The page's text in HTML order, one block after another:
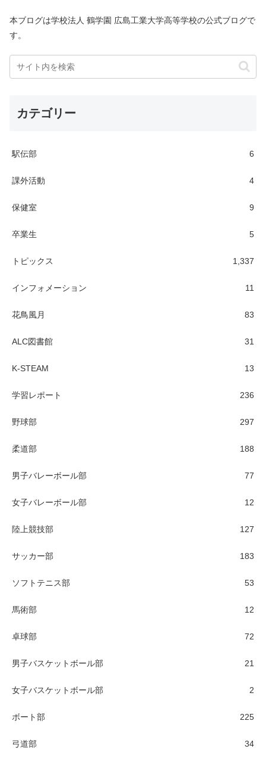
本ブログは学校法人 鶴学園 広島工業大学高等学校の公式ブログで
す。
カテゴリー
駅伝部 6
課外活動 4
保健室 9
卒業生 5
トピックス 1,337
インフォメーション 11
花鳥風月 83
ALC図書館 31
K-STEAM 13
学習レポート 236
野球部 297
柔道部 188
男子バレーボール部 77
女子バレーボール部 12
陸上競技部 127
サッカー部 183
ソフトテニス部 53
馬術部 12
卓球部 72
男子バスケットボール部 21
女子バスケットボール部 2
ボート部 225
弓道部 34